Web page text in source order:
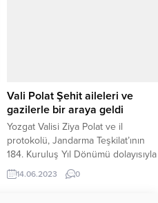
başında gelen, aile...
Vali Polat Şehit aileleri ve
gazilerle bir araya geldi
Yozgat Valisi Ziya Polat ve il
protokolü, Jandarma Teşkilat’ının
184. Kuruluş Yıl Dönümü dolayısıyla
Jandarma Sosyal Tesisleri’nde
Şehit aileleri ve Gaziler için
14.06.2023 0